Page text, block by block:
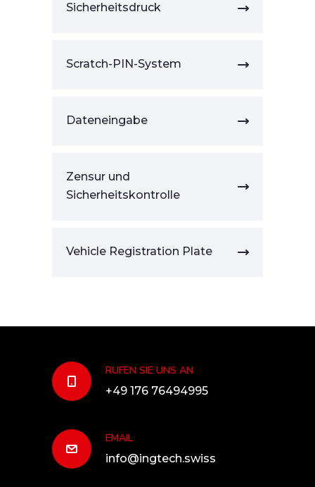
Sicherheitsdruck
Scratch-PIN-System
Dateneingabe
Zensur und
Sicherheitskontrolle
Vehicle Registration Plate
RUFEN SIE UNS AN
+49 176 76494995
EMAIL
info@ingtech.swiss